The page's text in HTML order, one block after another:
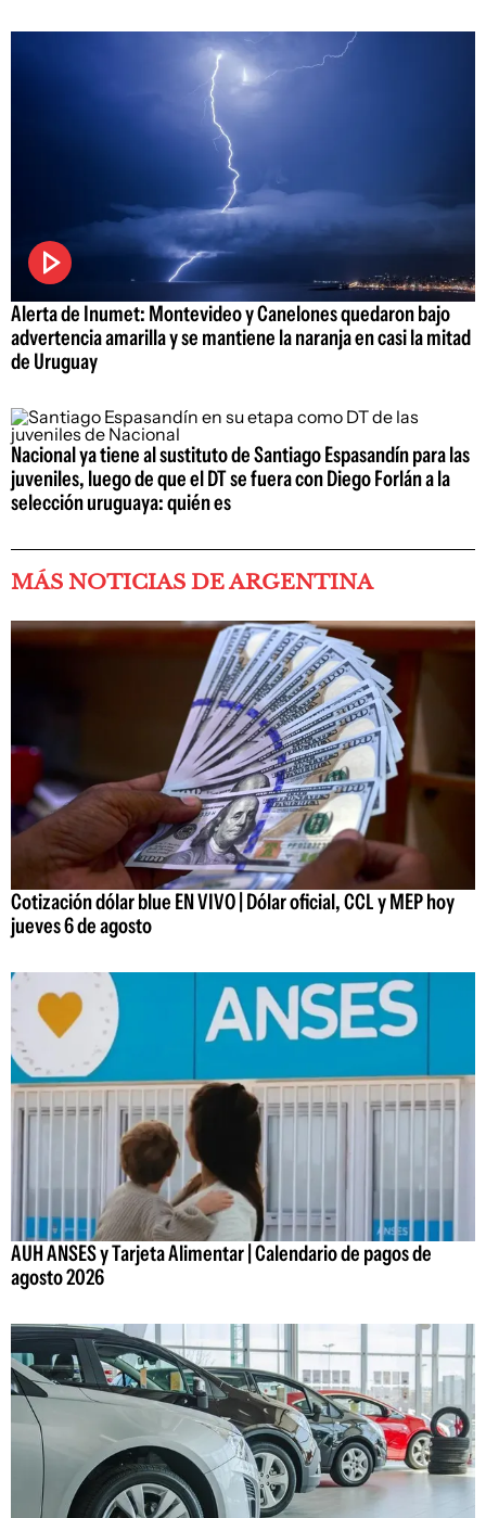
Alerta de Inumet: Montevideo y Canelones quedaron bajo
advertencia amarilla y se mantiene la naranja en casi la mitad
de Uruguay
Nacional ya tiene al sustituto de Santiago Espasandín para las
juveniles, luego de que el DT se fuera con Diego Forlán a la
selección uruguaya: quién es
MÁS NOTICIAS DE ARGENTINA
Cotización dólar blue EN VIVO | Dólar oficial, CCL y MEP hoy
jueves 6 de agosto
AUH ANSES y Tarjeta Alimentar | Calendario de pagos de
agosto 2026